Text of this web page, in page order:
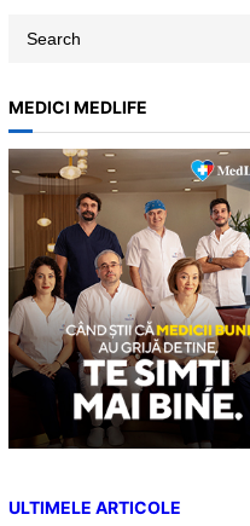
a
r
c
h
MEDICI MEDLIFE
ULTIMELE ARTICOLE